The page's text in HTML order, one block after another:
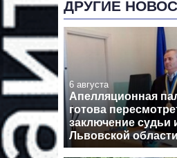
ДРУГИЕ
6 августа
Апелляционная
готова
заключение судьи
Львовской